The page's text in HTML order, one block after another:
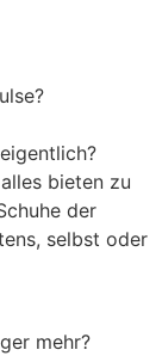
bieten zu
der
selbst oder
mehr?